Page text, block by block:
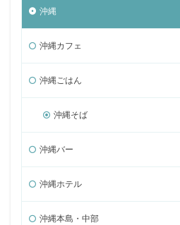
沖縄
沖縄カフェ
沖縄ごはん
沖縄そば
沖縄バー
沖縄ホテル
沖縄本島・中部